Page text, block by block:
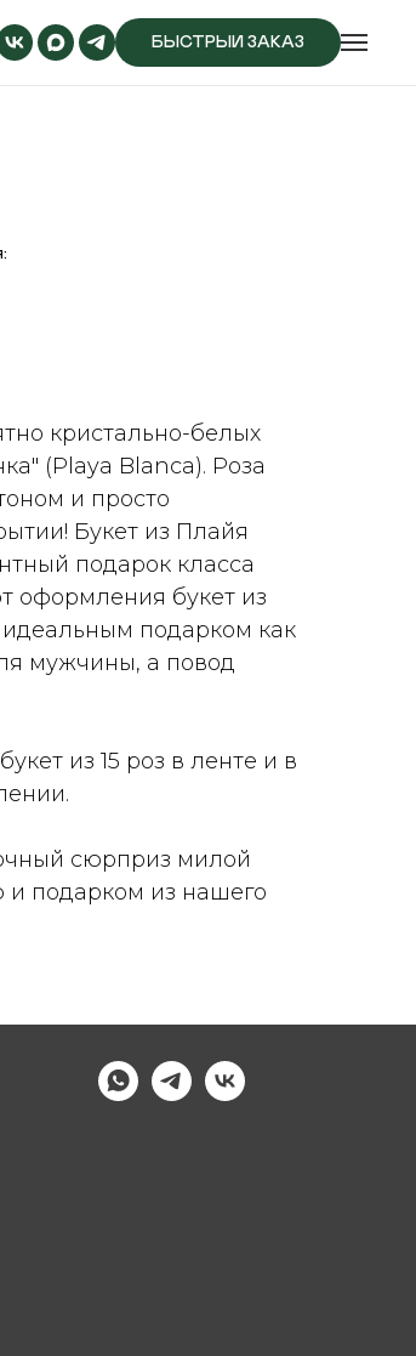
БЫСТРЫЙ ЗАКАЗ
кристально-белых
(Playa Blanca). Роза
и просто
Букет из Плайя
подарок класса
оформления букет из
идеальным подарком как
мужчины, а повод
из 15 роз в ленте и в
сюрприз милой
и подарком из нашего